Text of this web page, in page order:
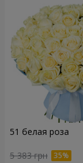
51 белая роза
5 383 грн